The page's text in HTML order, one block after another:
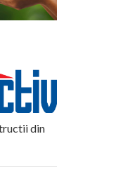
din